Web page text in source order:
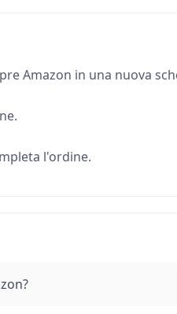
Amazon in una nuova
l'ordine.